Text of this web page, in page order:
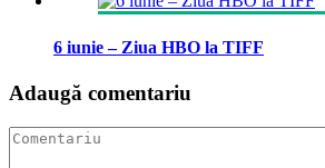
6 iunie – Ziua HBO la TIFF
Adaugă comentariu